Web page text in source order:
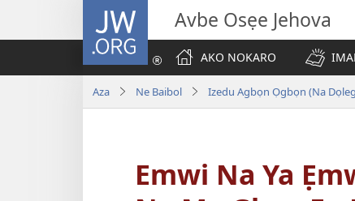
JW.ORG Avbe Osẹe Jehova
AKO NOKARO
Aza Ne Baibol Izedu Agbọn Ọgbọn (Na
Emwi Na Ya